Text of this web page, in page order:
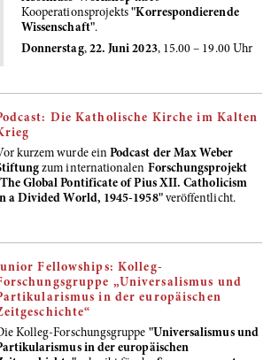
Kooperationsprojekts"Korrespondierende
Wissenschaft".
Donnerstag, 22. Juni 2023, 15.00 – 19.00 Uhr
Die Katholische Kirche im Kalten
kurzem wurde einPodcast der Max Weber
zum internationalen Forschungsprojekt
Global Pontificate of Pius XII. Catholicism
a Divided World, 1945-1958"veröffentlicht.
Fellowships: Kolleg-
„Universalismus und
in der europäischen
Kolleg-Forschungsgruppe "Universalismus und
in der europäischen